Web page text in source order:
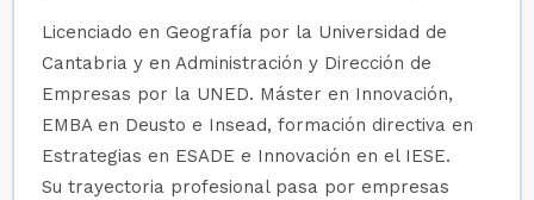
Licenciado en Geografía por la Universidad de
Cantabria y en Administración y Dirección de
Empresas por la UNED. Máster en Innovación,
EMBA en Deusto e Insead, formación directiva en
Estrategias en ESADE e Innovación en el IESE.
Su trayectoria profesional pasa por empresas